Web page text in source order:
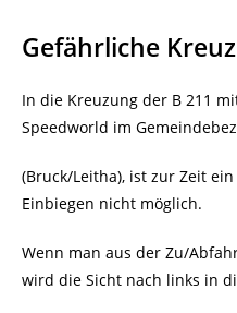
Gefährliche
In die Kreuzung der B 211
Speedworld im
(Bruck/Leitha), ist zur Zeit
Einbiegen nicht möglich.
Wenn man aus der Zu/
wird die Sicht nach links in